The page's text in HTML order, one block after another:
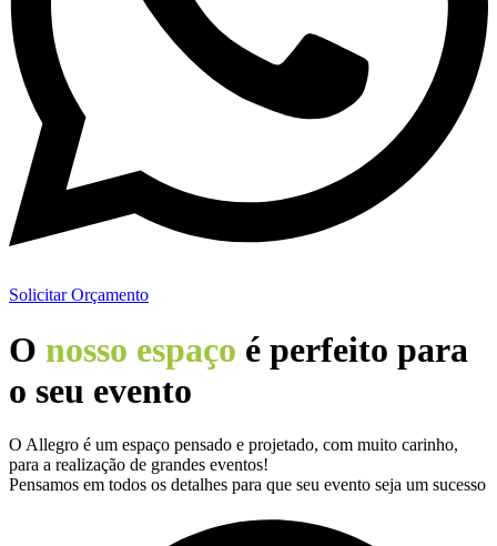
Solicitar Orçamento
O nosso espaço é perfeito para
o seu evento
O Allegro é um espaço pensado e projetado, com muito carinho,
para a realização de grandes eventos!
Pensamos em todos os detalhes para que seu evento seja um sucesso